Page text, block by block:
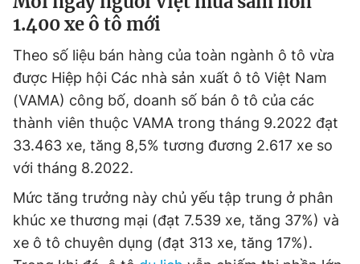
Giấy phép xuất bản số 110/GP - BTTTT cấp ngày 24.3.2020
© 2003-2026 Bản quyền thuộc về Báo Thanh Niên. Cấm sao
bản. Phát triển bởi ePi Technologies, JSC.
1.400 xe ô tô mới
Theo số liệu bán hàng của toàn ngành ô tô vừa
được Hiệp hội Các nhà sản xuất ô tô Việt Nam
(VAMA) công bố, doanh số bán ô tô của các
thành viên thuộc VAMA trong tháng 9.2022 đạt
33.463 xe, tăng 8,5% tương đương 2.617 xe so
với tháng 8.2022.
Mức tăng trưởng này chủ yếu tập trung ở phân
khúc xe thương mại (đạt 7.539 xe, tăng 37%) và
xe ô tô chuyên dụng (đạt 313 xe, tăng 17%).